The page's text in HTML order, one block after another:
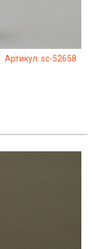
Артикул:sc-52658